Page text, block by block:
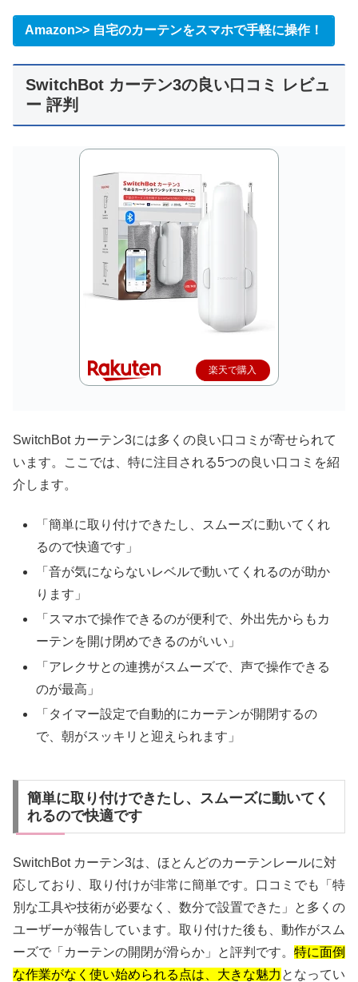
Amazon>> 自宅のカーテンをスマホで手軽に操作！
SwitchBot カーテン3の良い口コミ レビュ
ー 評判
楽天で購入
SwitchBot カーテン3には多くの良い口コミが寄せられて
います。ここでは、特に注目される5つの良い口コミを紹
介します。
「簡単に取り付けできたし、スムーズに動いてくれ
るので快適です」
「音が気にならないレベルで動いてくれるのが助か
ります」
「スマホで操作できるのが便利で、外出先からもカ
ーテンを開け閉めできるのがいい」
「アレクサとの連携がスムーズで、声で操作できる
のが最高」
「タイマー設定で自動的にカーテンが開閉するの
で、朝がスッキリと迎えられます」
簡単に取り付けできたし、スムーズに動いてく
れるので快適です
SwitchBot カーテン3は、ほとんどのカーテンレールに対
応しており、取り付けが非常に簡単です。口コミでも「特
別な工具や技術が必要なく、数分で設置できた」と多くの
ユーザーが報告しています。取り付けた後も、動作がスム
ーズで「カーテンの開閉が滑らか」と評判です。 特に面倒
な作業がなく使い始められる点は、大きな魅力 となってい